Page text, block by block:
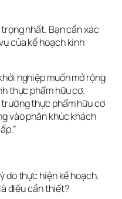
nhất. Bạn cần xác
của kế hoạch kinh
nghiệp muốn mở rộng
thực phẩm hữu cơ.
thực phẩm hữu cơ
vào phân khúc khách
do thực hiện kế hoạch.
điều cần thiết?